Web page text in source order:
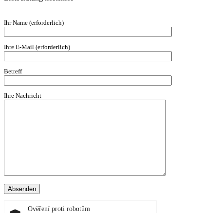
Ihr Name (erforderlich)
Ihre E-Mail (erforderlich)
Betreff
Ihre Nachricht
Ověření proti robotům